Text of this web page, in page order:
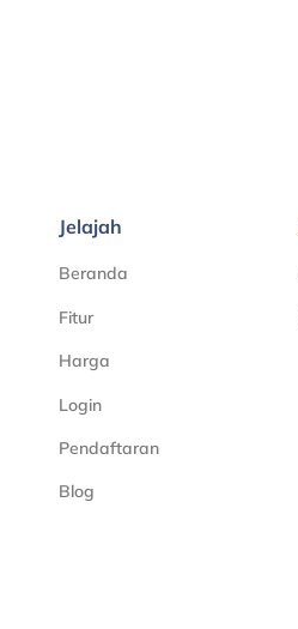
Jelajah
Beranda
Fitur
Harga
Login
Pendaftaran
Blog